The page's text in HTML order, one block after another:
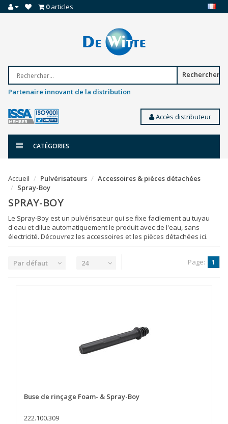
0articles
Rechercher
Partenaire innovant de la distribution
Accès distributeur
CATÉGORIES
Accueil Pulvérisateurs
Accessoires & pièces détachées
Spray-Boy
SPRAY-BOY
Le Spray-Boy est un pulvérisateur qui se fixe facilement au tuyau
d'eau et dilue automatiquement le produit avec de l'eau, sans
électricité. Découvrez les accessoires et les pièces détachées ici.
Par défaut 24 Page: 1
Buse de rinçage Foam- & Spray-Boy
222.100.309